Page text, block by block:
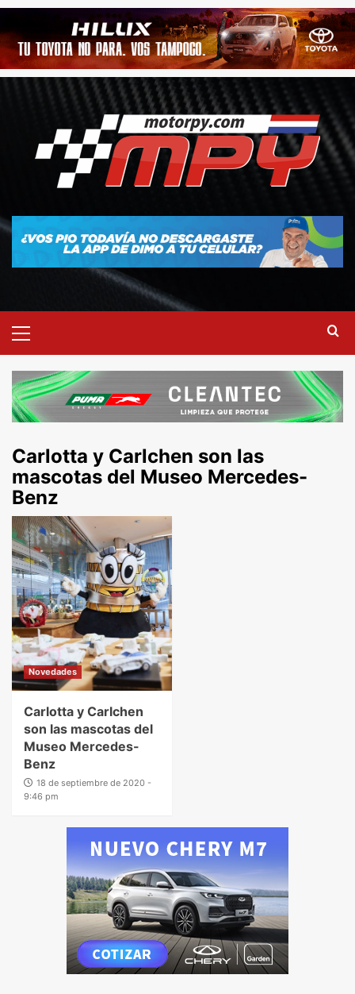
Carlotta y Carlchen son las
mascotas del Museo Mercedes-
Benz
Novedades
Carlotta y Carlchen
son las mascotas del
Museo Mercedes-
Benz
18 de septiembre de 2020 -
9:46 pm